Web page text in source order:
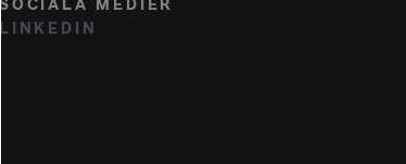
SOCIALA MEDIER
LINKEDIN